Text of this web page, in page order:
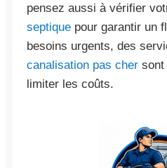
pensez aussi à vérifier
septique pour garantir un
besoins urgents, des
canalisation pas cher sont
limiter les coûts.